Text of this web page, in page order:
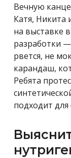
Вечную
Катя, Никита
на выставке
разработки
рвется, не
карандаш,
Ребята
подходит для